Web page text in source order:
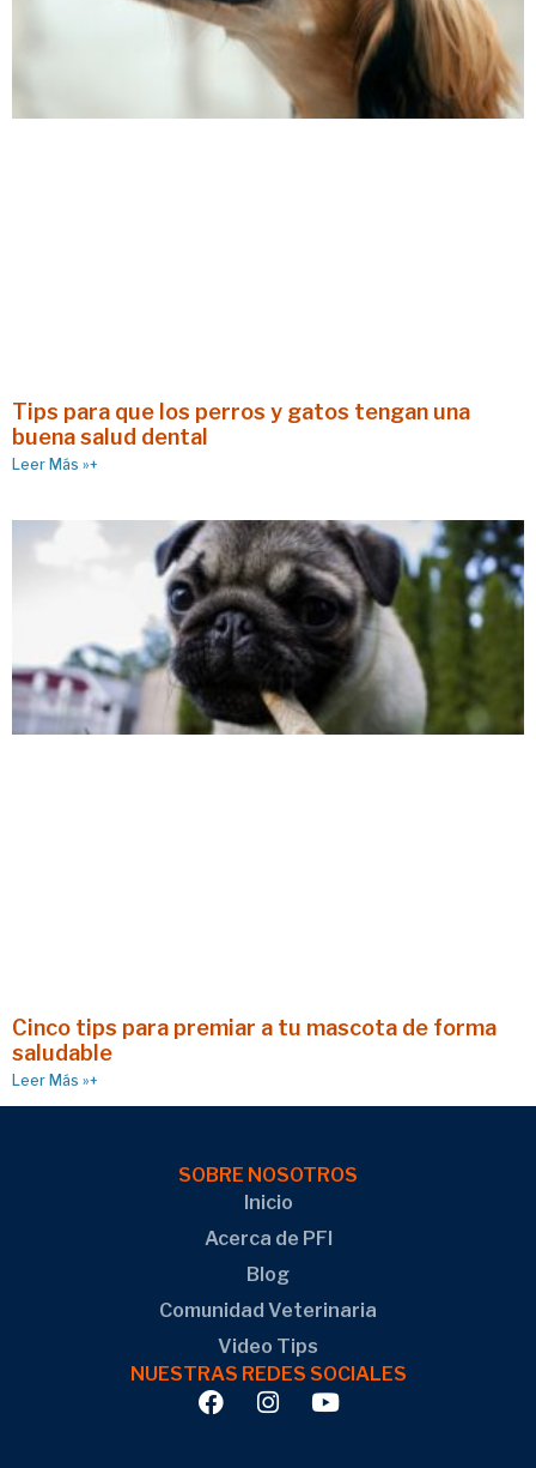
Tips para que los perros y gatos tengan una
buena salud dental
Leer Más »+
Cinco tips para premiar a tu mascota de forma
saludable
Leer Más »+
SOBRE NOSOTROS
Inicio
Acerca de PFI
Blog
Comunidad Veterinaria
Video Tips
NUESTRAS REDES SOCIALES